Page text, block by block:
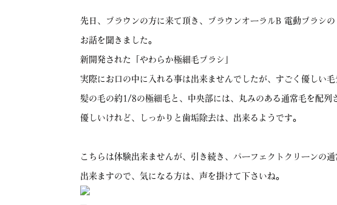
先日、ブラウンの方に来て頂き、ブラウンオーラルB 電動ブラシの
お話を聞きました。
新開発された「やわらか極細毛ブラシ」
実際にお口の中に入れる事は出来ませんでしたが、すごく優しい毛
髪の毛の約1/8の極細毛と、中央部には、丸みのある通常毛を配列
優しいけれど、しっかりと歯垢除去は、出来るようです。
こちらは体験出来ませんが、引き続き、パーフェクトクリーンの
出来ますので、気になる方は、声を掛けて下さいね。